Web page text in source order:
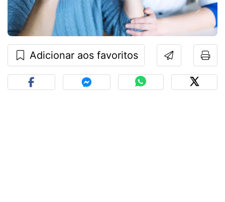
Adicionar aos favoritos